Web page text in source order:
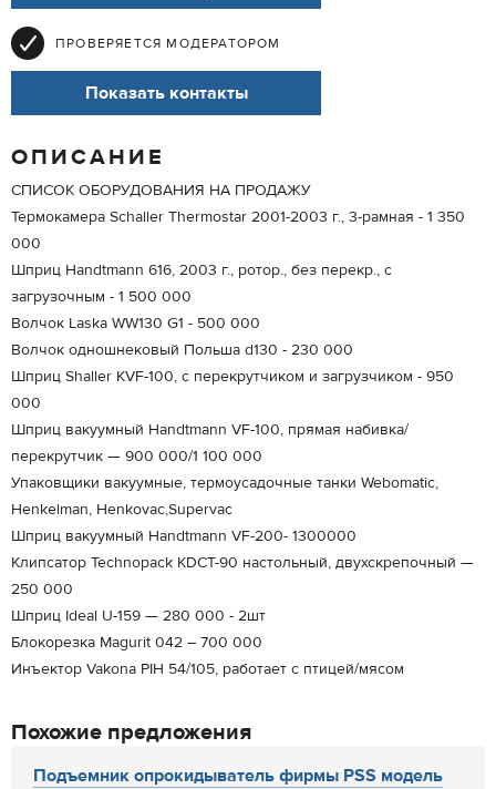
ПРОВЕРЯЕТСЯ МОДЕРАТОРОМ
Показать контакты
ОПИСАНИЕ
СПИСОК ОБОРУДОВАНИЯ НА ПРОДАЖУ
Термокамера Schaller Thermostar 2001-2003 г., 3-рамная - 1 350
000
Шприц Handtmann 616, 2003 г., ротор., без перекр., с
загрузочным - 1 500 000
Волчок Laska WW130 G1 - 500 000
Волчок одношнековый Польша d130 - 230 000
Шприц Shaller KVF-100, с перекрутчиком и загрузчиком - 950
000
Шприц вакуумный Handtmann VF-100, прямая набивка/
перекрутчик — 900 000/1 100 000
Упаковщики вакуумные, термоусадочные танки Webomatic,
Henkelman, Henkovac,Supervac
Шприц вакуумный Handtmann VF-200- 1300000
Клипсатор Technopack KDCT-90 настольный, двухскрепочный —
250 000
Шприц Ideal U-159 — 280 000 - 2шт
Блокорезка Magurit 042 – 700 000
Инъектор Vakona PIH 54/105, работает с птицей/мясом
Похожие предложения
Подъемник опрокидыватель фирмы PSS модель